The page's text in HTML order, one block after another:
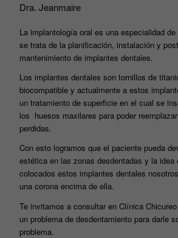
Dra. Jeanmaire
La implantología oral es una especialidad
se trata de la planificación, instalación y
mantenimiento de implantes dentales.
Los implantes dentales son tornillos de
biocompatible y actualmente a estos
un tratamiento de superficie en el cual se
los huesos maxilares para poder
perdidas.
Con esto logramos que el paciente pueda
estética en las zonas desdentadas y la idea
colocados estos implantes dentales
una corona encima de ella.
Te invitamos a consultar en Clínica
un problema de desdentamiento para darle
problema.